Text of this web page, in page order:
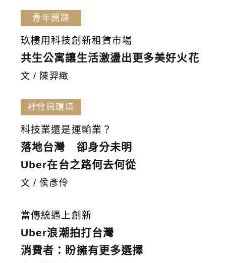
青年開路
玖樓用科技創新租賃市場
共生公寓讓生活激盪出更多美好火花
文 / 陳羿緻
社會與環境
科技業還是運輸業？
落地台灣 卻身分未明
Uber在台之路何去何從
文 / 侯彥伶
當傳統遇上創新
Uber浪潮拍打台灣
消費者：盼擁有更多選擇